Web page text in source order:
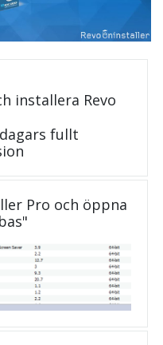
installera Revo
fullt
Pro och öppna